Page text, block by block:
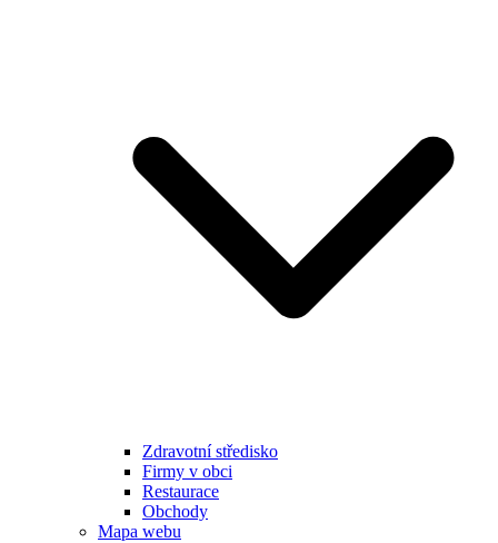
Zdravotní středisko
Firmy v obci
Restaurace
Obchody
Mapa webu